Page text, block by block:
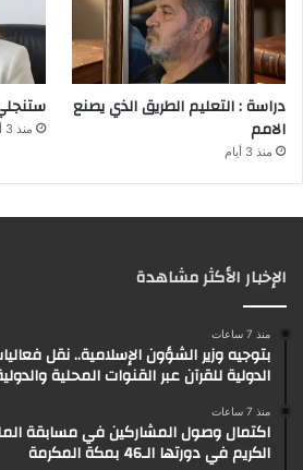
دراسة : التعليم الطريق الذي يصنع
الامم
منذ 3 أيام
منذ 3 أيام
الإخبار الأكثر مشاهدة
منذ 7 ساعات
بتوجيه وزير الشؤون الإسلامية.. نقل
الدولية للقرآن عبر القنوات المحلية
منذ 7 ساعات
اكتمال وصول المشاركين في مسابقة الملك
الكريم في دورتها الـ46 بمكة المكرمة